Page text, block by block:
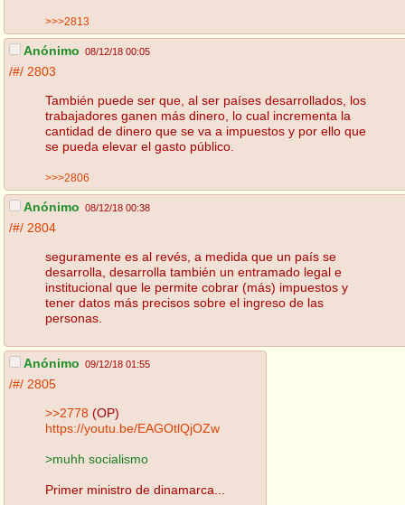
>>>2813
Anónimo 08/12/18 00:05
/#/ 2803
También puede ser que, al ser países desarrollados, los
trabajadores ganen más dinero, lo cual incrementa la
cantidad de dinero que se va a impuestos y por ello que
se pueda elevar el gasto público.
>>>2806
Anónimo 08/12/18 00:38
/#/ 2804
seguramente es al revés, a medida que un país se
desarrolla, desarrolla también un entramado legal e
institucional que le permite cobrar (más) impuestos y
tener datos más precisos sobre el ingreso de las
personas.
Anónimo 09/12/18 01:55
/#/ 2805
>>2778 (OP)
https://youtu.be/EAGOtlQjOZw
>muhh socialismo
Primer ministro de dinamarca...